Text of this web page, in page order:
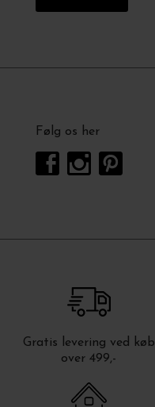
Følg os her
Gratis levering ved køb
over 499,-